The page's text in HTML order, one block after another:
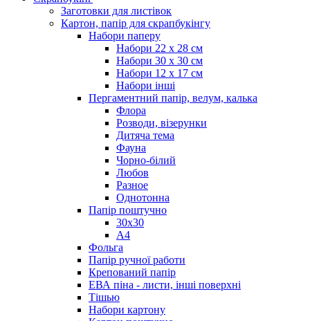
Заготовки для листівок
Картон, папір для скрапбукінгу
Набори паперу
Набори 22 х 28 см
Набори 30 х 30 см
Набори 12 х 17 см
Набори інші
Пергаментний папір, велум, калька
Флора
Розводи, візерунки
Дитяча тема
Фауна
Чорно-білий
Любов
Разное
Однотонна
Папір поштучно
30х30
А4
Фольга
Папір ручної работи
Крепований папір
ЕВА піна - листи, інші поверхні
Тішью
Набори картону